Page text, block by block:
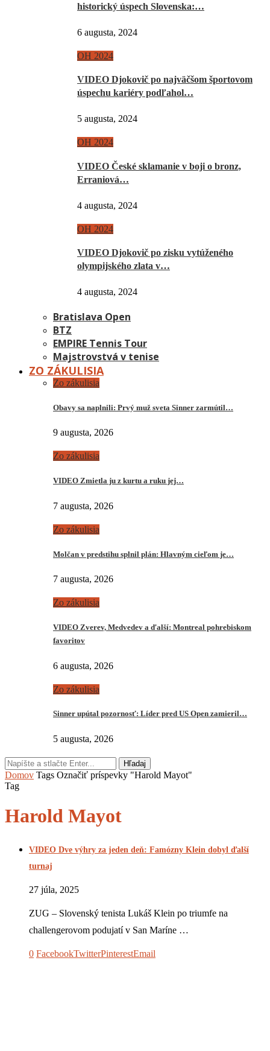
historický úspech Slovenska:…
6 augusta, 2024
OH 2024
VIDEO Djokovič po najväčšom športovom
úspechu kariéry podľahol…
5 augusta, 2024
OH 2024
VIDEO České sklamanie v boji o bronz,
Erraniová…
4 augusta, 2024
OH 2024
VIDEO Djokovič po zisku vytúženého
olympijského zlata v…
4 augusta, 2024
Bratislava Open
BTZ
EMPIRE Tennis Tour
Majstrovstvá v tenise
ZO ZÁKULISIA
Zo zákulisia
Obavy sa naplnili: Prvý muž sveta Sinner zarmútil…
9 augusta, 2026
Zo zákulisia
VIDEO Zmietla ju z kurtu a ruku jej…
7 augusta, 2026
Zo zákulisia
Molčan v predstihu splnil plán: Hlavným cieľom je…
7 augusta, 2026
Zo zákulisia
VIDEO Zverev, Medvedev a ďalší: Montreal pohrebiskom
favoritov
6 augusta, 2026
Zo zákulisia
Sinner upútal pozornosť: Líder pred US Open zamieril…
5 augusta, 2026
Hľadaj
Domov Tags Označiť príspevky "Harold Mayot"
Tag
Harold Mayot
VIDEO Dve výhry za jeden deň: Famózny Klein dobyl ďalší
turnaj
27 júla, 2025
ZUG – Slovenský tenista Lukáš Klein po triumfe na
challengerovom podujatí v San Maríne …
0 FacebookTwitterPinterestEmail